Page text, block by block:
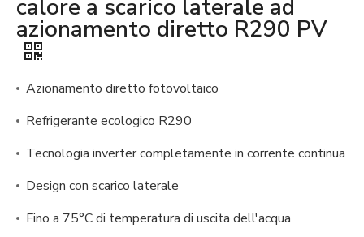
calore a scarico laterale ad
azionamento diretto R290 PV
Azionamento diretto fotovoltaico
Refrigerante ecologico R290
Tecnologia inverter completamente in corrente continua
Design con scarico laterale
Fino a 75°C di temperatura di uscita dell'acqua